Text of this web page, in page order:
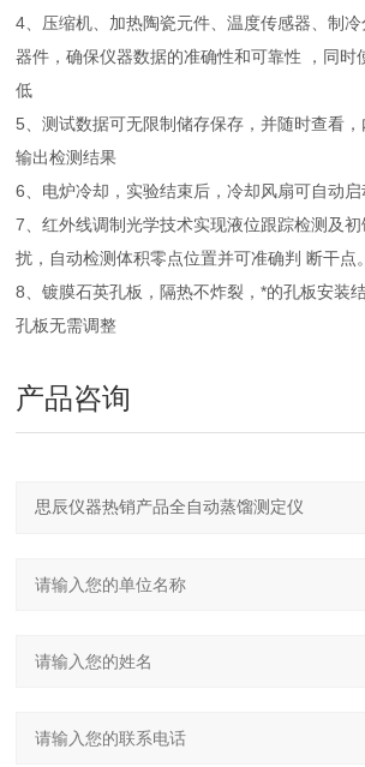
4、压缩机、加热陶瓷元件、温度传感器、制
器件，确保仪器数据的准确性和可靠性 ，同时
低
5、测试数据可无限制储存保存，并随时查看
输出检测结果
6、电炉冷却，实验结束后，冷却风扇可自动启
7、红外线调制光学技术实现液位跟踪检测及
扰，自动检测体积零点位置并可准确判 断干点。
8、镀膜石英孔板，隔热不炸裂，*的孔板安装
孔板无需调整
产品咨询